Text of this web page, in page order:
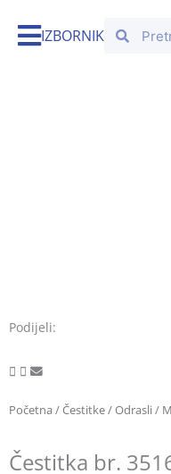
IZBORNIKSearchSearch
Podijeli:
Početna /Čestitke/Odrasli/
Čestitka br.